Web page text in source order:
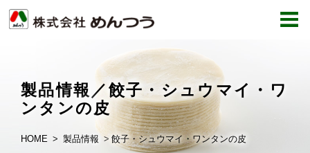
製品情報／餃子・シュウマイ・ワ
ンタンの皮
HOME 製品情報 餃子・シュウマイ・ワンタンの皮